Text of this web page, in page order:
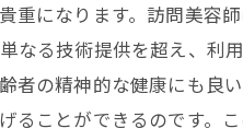
重になります。訪問美容
なる技術提供を超え、利
者の精神的な健康にも良
ることができるのです。